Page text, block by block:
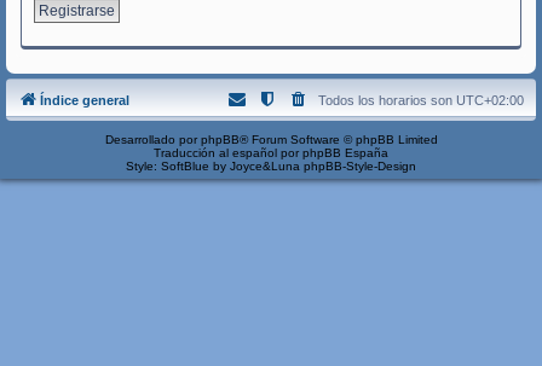
Registrarse
Índice general Todos los horarios son UTC+02:00
Desarrollado por phpBB® Forum Software © phpBB Limited
Traducción al español por phpBB España
Style: SoftBlue by Joyce&Luna phpBB-Style-Design